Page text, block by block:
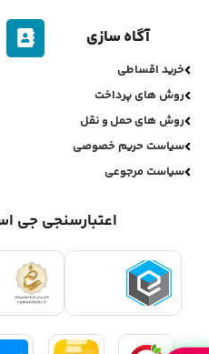
آگاه سازی
خرید اقساطی
روش های پرداخت
روش های حمل و نقل
سیاست حریم خصوصی
سیاست مرجوعی
اعتبارسنجی جی